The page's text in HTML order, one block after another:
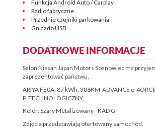
Funkcja Android Auto / Carplay
Radio fabryczne
Przednie czujniki parkowania
Gniazdo USB
DODATKOWE INFORMACJE
Salon Nissan Japan Motors Sosnowiec ma
zaprezentować państwu,
ARIYA FE0A, 87 kWh, 306KM ADVANCE e-
P. TECHNOLOGICZNY,
Kolor: Szary Metalizowany - KAD G
Zdjęcia przedstawiają ofertowany samochód.